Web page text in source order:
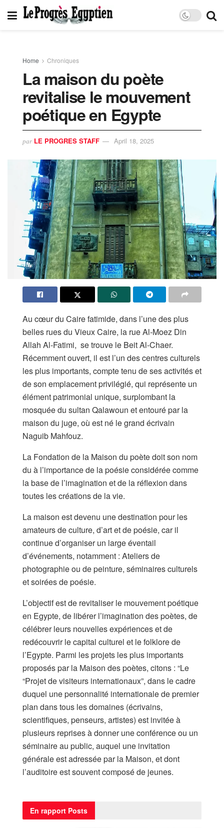
Home Chroniques
La maison du poète
revitalise le mouvement
poétique en Egypte
par LE PROGRES STAFF April 18, 2025
Au cœur du Caire fatimide, dans l’une des plus
belles rues du Vieux Caire, la rue Al-Moez Din
Allah Al-Fatimi, se trouve le Beit Al-Chaer.
Récemment ouvert, il est l’un des centres culturels
les plus importants, compte tenu de ses activités et
de son emplacement privilégié, qui représente un
élément patrimonial unique, surplombant la
mosquée du sultan Qalawoun et entouré par la
maison du juge, où est né le grand écrivain
Naguib Mahfouz.
La Fondation de la Maison du poète doit son nom
du à l’importance de la poésie considérée comme
la base de l’imagination et de la réflexion dans
toutes les créations de la vie.
La maison est devenu une destination pour les
amateurs de culture, d’art et de poésie, car il
continue d’organiser un large éventail
d’événements, notamment : Ateliers de
photographie ou de peinture, séminaires culturels
et soirées de poésie.
L’objectif est de revitaliser le mouvement poétique
en Egypte, de libérer l’imagination des poètes, de
célébrer leurs nouvelles expériences et de
redécouvrir le capital culturel et le folklore de
l’Egypte. Parmi les projets les plus importants
proposés par la Maison des poètes, citons : “Le
“Projet de visiteurs internationaux”, dans le cadre
duquel une personnalité internationale de premier
plan dans tous les domaines (écrivains,
scientifiques, penseurs, artistes) est invitée à
plusieurs reprises à donner une conférence ou un
séminaire au public, auquel une invitation
générale est adressée par la Maison, et dont
l’auditoire est souvent composé de jeunes.
En rapport Posts